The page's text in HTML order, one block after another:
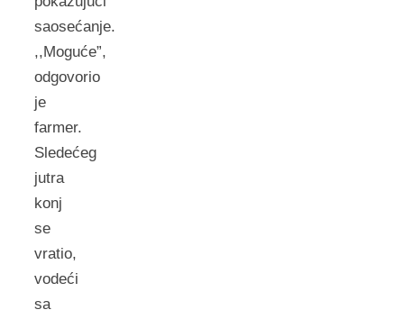
saosećanje.
,,Moguće”,
odgovorio
je
farmer.
Sledećeg
jutra
konj
se
vratio,
vodeći
sa